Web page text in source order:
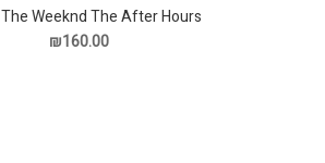
The Weeknd The After Hours תקליט
₪160.00